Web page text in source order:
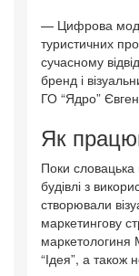
— Цифрова
туристичних
сучасному
бренд і
ГО “Ядро”
Як
Поки
будівлі з
створювали
маркетингову
маркетологиня
“Ідея”, а також